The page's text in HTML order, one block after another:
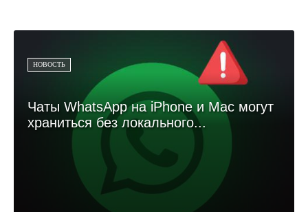
НОВОСТЬ
Чаты WhatsApp на iPhone и Mac могут
храниться без локального...